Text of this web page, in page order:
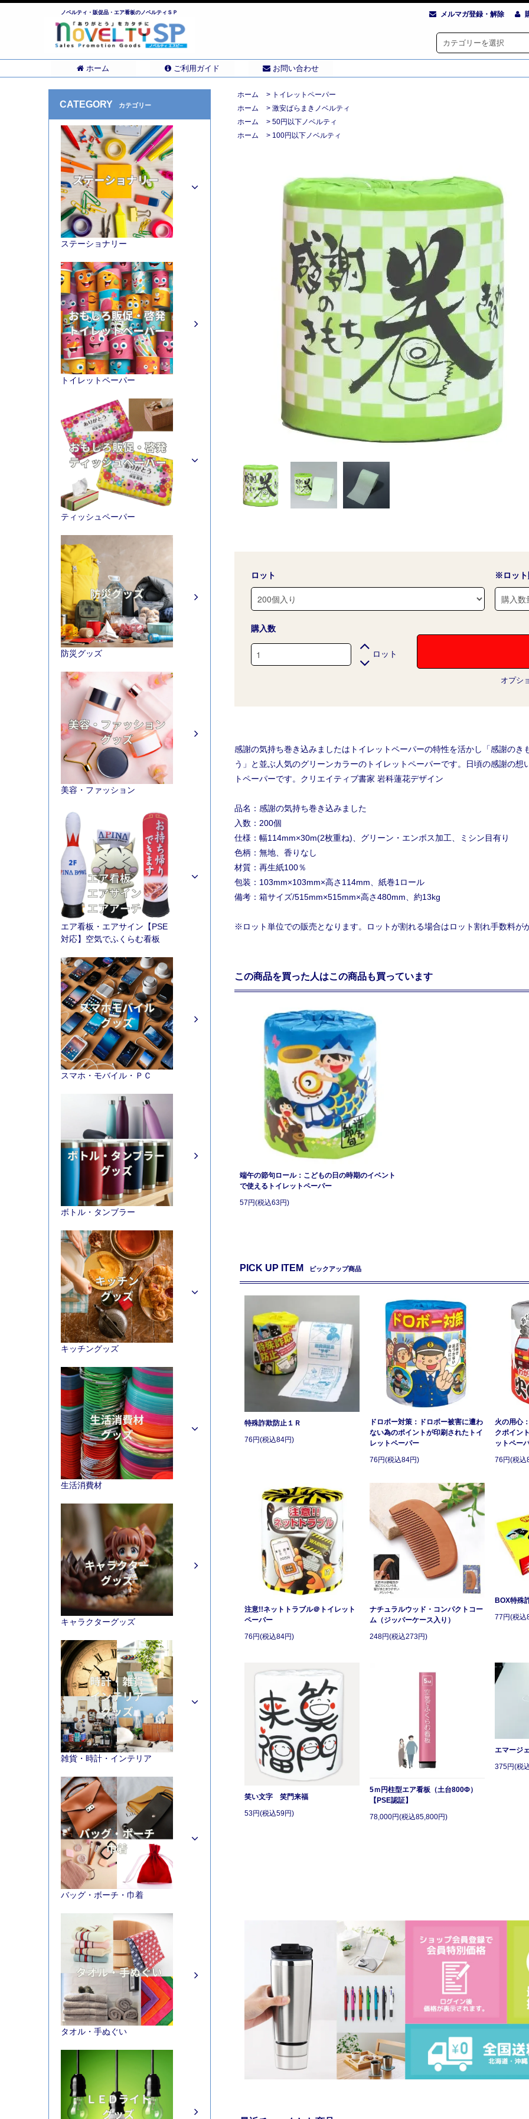
ノベルティ・販促品・エア看板のノベルティＳＰ メルマガ登録・解除
ホーム ご利用ガイド お問い合わせ
ホーム > トイレットペーパー
ホーム
> 激安ばらまきノベルティ
ホーム
> 50円以下ノベルティ
ホーム
> 100円以下ノベルティ
ロット ※ロット
購入数
ロット
オプシ
感謝の気持ち巻き込みましたはトイレットペーパーの特性を活かし「感謝の
う」と並ぶ人気のグリーンカラーのトイレットペーパーです。日頃の感謝の
トペーパーです。クリエイティブ書家 岩科蓮花デザイン
品名：感謝の気持ち巻き込みました
入数：200個
仕様：幅114mm×30m(2枚重ね)、グリーン・エンボス加工、ミシン目有り
色柄：無地、香りなし
材質：再生紙100％
包装：103mm×103mm×高さ114mm、紙巻1ロール
備考：箱サイズ/515mm×515mm×高さ480mm、約13kg
※ロット単位での販売となります。ロットが割れる場合はロット割れ手数料が
この商品を買った人はこの商品も買っています
端午の節句ロール：こどもの日の時期のイベント
で使えるトイレットペーパー
57円(税込63円)
PICK UP ITEM ピックアップ商品
特殊詐欺防止１Ｒ
76円(税込84円)
ドロボー対策：ドロボー被害に遭わ
ない為のポイントが印刷されたトイ
レットペーパー
76円(税込84円)
火の用心
クポイン
ットペー
76円(税込
注意!!ネットトラブル＠トイレット
ペーパー
76円(税込84円)
ナチュラルウッド・コンパクトコー
ム（ジッパーケース入り）
248円(税込273円)
BOX特殊
77円(税込
笑い文字 笑門来福
53円(税込59円)
5ｍ円柱型エア看板（土台800Φ）
【PSE認証】
78,000円(税込85,800円)
エマージ
375円(税
CATEGORY カテゴリー
ステーショナリー
トイレットペーパー
ティッシュペーパー
防災グッズ
美容・ファッション
エア看板・エアサイン【PSE
対応】空気でふくらむ看板
スマホ・モバイル・ＰＣ
ボトル・タンブラー
キッチングッズ
生活消費材
キャラクターグッズ
雑貨・時計・インテリア
バッグ・ボーチ・巾着
タオル・手ぬぐい